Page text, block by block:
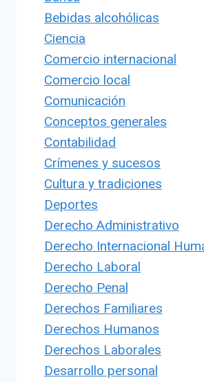
Bebidas alcohólicas
Ciencia
Comercio internacional
Comercio local
Comunicación
Conceptos generales
Contabilidad
Crímenes y sucesos
Cultura y tradiciones
Deportes
Derecho Administrativo
Derecho Internacional
Derecho Laboral
Derecho Penal
Derechos Familiares
Derechos Humanos
Derechos Laborales
Desarrollo personal